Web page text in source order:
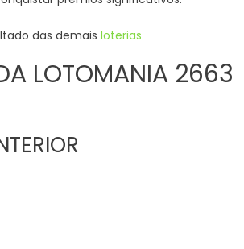
das demais loterias
LOTOMANIA 2663